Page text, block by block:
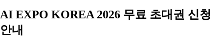
AI EXPO KOREA 2026 무료 초대권 신청
안내